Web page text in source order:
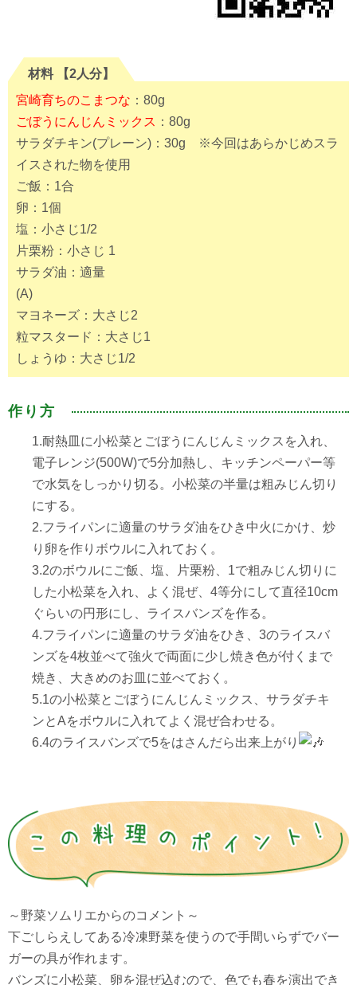
材料 【2人分】
宮崎育ちのこまつな ：80g
ごぼうにんじんミックス ：80g
サラダチキン(プレーン)：30g ※今回はあらかじめスラ
イスされた物を使用
ご飯：1合
卵：1個
塩：小さじ1/2
片栗粉：小さじ 1
サラダ油：適量
(A)
マヨネーズ：大さじ2
粒マスタード：大さじ1
しょうゆ：大さじ1/2
作り方
1.耐熱皿に小松菜とごぼうにんじんミックスを入れ、
電子レンジ(500W)で5分加熱し、キッチンペーパー等
で水気をしっかり切る。小松菜の半量は粗みじん切り
にする。
2.フライパンに適量のサラダ油をひき中火にかけ、炒
り卵を作りボウルに入れておく。
3.2のボウルにご飯、塩、片栗粉、1で粗みじん切りに
した小松菜を入れ、よく混ぜ、4等分にして直径10cm
ぐらいの円形にし、ライスバンズを作る。
4.フライパンに適量のサラダ油をひき、3のライスバ
ンズを4枚並べて強火で両面に少し焼き色が付くまで
焼き、大きめのお皿に並べておく。
5.1の小松菜とごぼうにんじんミックス、サラダチキ
ンとAをボウルに入れてよく混ぜ合わせる。
6.4のライスバンズで5をはさんだら出来上がり
～野菜ソムリエからのコメント～
下ごしらえしてある冷凍野菜を使うので手間いらずでバー
ガーの具が作れます。
バンズに小松菜、卵を混ぜ込むので、色でも春を演出でき